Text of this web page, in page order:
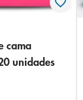
cama
unidades